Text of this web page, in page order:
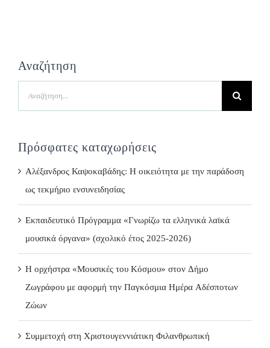
Αναζήτηση
Πρόσφατες καταχωρήσεις
Αλέξανδρος Καψοκαβάδης: Η οικειότητα με την παράδοση
ως τεκμήριο ενσυνειδησίας
Εκπαιδευτικό Πρόγραμμα «Γνωρίζω τα ελληνικά λαϊκά
μουσικά όργανα» (σχολικό έτος 2025-2026)
Η ορχήστρα «Μουσικές του Κόσμου» στον Δήμο
Ζωγράφου με αφορμή την Παγκόσμια Ημέρα Αδέσποτων
Ζώων
Συμμετοχή στη Χριστουγεννιάτικη Φιλανθρωπική